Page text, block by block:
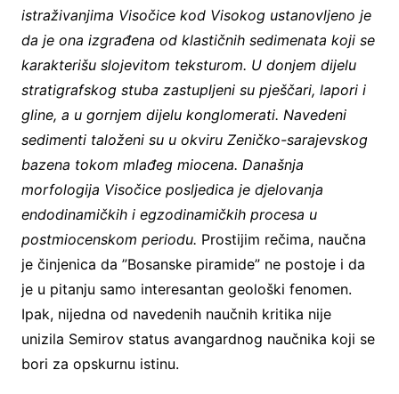
istraživanjima Visočice kod Visokog ustanovljeno je
da je ona izgrađena od klastičnih sedimenata koji se
karakterišu slojevitom teksturom. U donjem dijelu
stratigrafskog stuba zastupljeni su pješčari, lapori i
gline, a u gornjem dijelu konglomerati. Navedeni
sedimenti taloženi su u okviru Zeničko-sarajevskog
bazena tokom mlađeg miocena. Današnja
morfologija Visočice posljedica je djelovanja
endodinamičkih i egzodinamičkih procesa u
postmiocenskom periodu. Prostijim rečima, naučna
je činjenica da ”Bosanske piramide” ne postoje i da
je u pitanju samo interesantan geološki fenomen.
Ipak, nijedna od navedenih naučnih kritika nije
unizila Semirov status avangardnog naučnika koji se
bori za opskurnu istinu.